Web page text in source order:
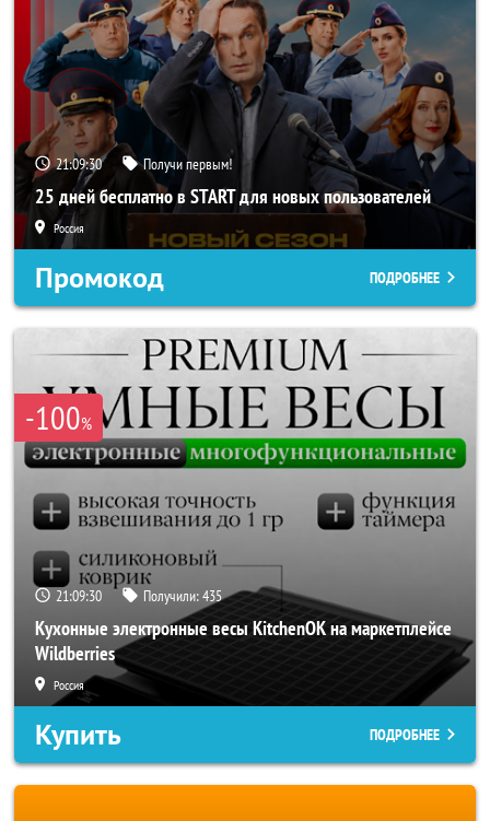
21:09:28 Получи первым!
25 дней бесплатно в START для новых пользователей
Россия
Промокод ПОДРОБНЕЕ
-100%
21:09:28 Получили:435
Кухонные электронные весы KitchenOK на маркетплейсе
Wildberries
Россия
Купить ПОДРОБНЕЕ